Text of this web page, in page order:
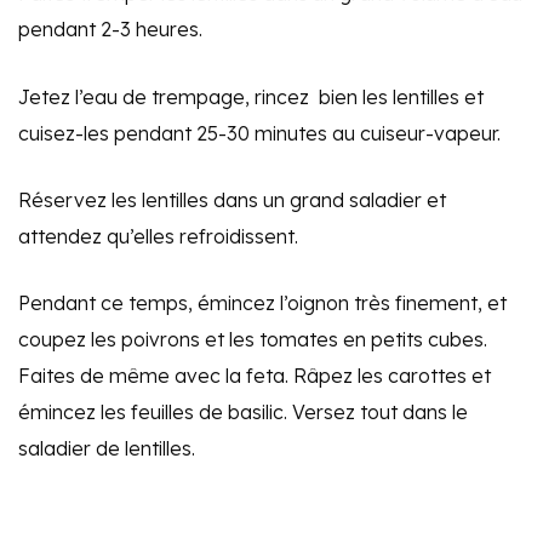
pendant 2-3 heures.
Jetez l’eau de trempage, rincez bien les lentilles et
cuisez-les pendant 25-30 minutes au cuiseur-vapeur.
Réservez les lentilles dans un grand saladier et
attendez qu’elles refroidissent.
Pendant ce temps, émincez l’oignon très finement, et
coupez les poivrons et les tomates en petits cubes.
Faites de même avec la feta. Râpez les carottes et
émincez les feuilles de basilic. Versez tout dans le
saladier de lentilles.